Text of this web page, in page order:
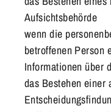
Aufsichtsbehörde
wenn die
betroffenen Person
Informationen über
das Bestehen einer